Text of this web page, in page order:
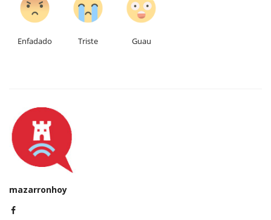
Enfadado Triste Guau
mazarronhoy